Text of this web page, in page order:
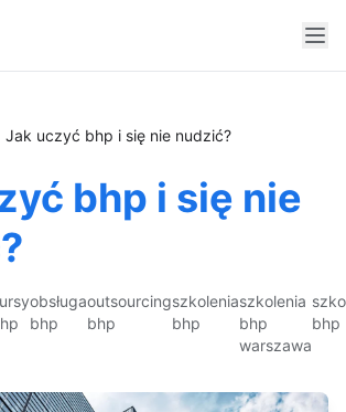
Jak uczyć bhp i się nie nudzić?
bhp i się nie
obsługa
bhp
outsourcing
bhp
szkolenia
bhp
szkolenia
bhp
warszawa
bhp